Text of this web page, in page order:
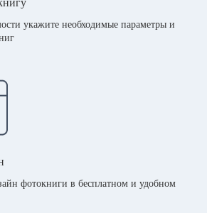
укажите необходимые параметры и
фотокниги в бесплатном и удобном